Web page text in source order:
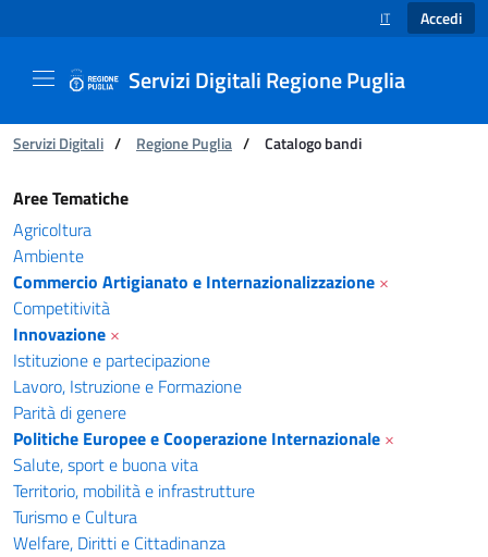
SELEZIONE
IT Accedi
Servizi Digitali Regione Puglia
Ti trovi in:
Servizi Digitali / Regione Puglia / Catalogo bandi
Catalogo bandi - Servizi Digitali Regione
Aree Tematiche
Agricoltura
Ambiente
Commercio Artigianato e Internazionalizzazione ×
Competitività
Innovazione ×
Istituzione e partecipazione
Lavoro, Istruzione e Formazione
Parità di genere
Politiche Europee e Cooperazione Internazionale ×
Salute, sport e buona vita
Territorio, mobilità e infrastrutture
Turismo e Cultura
Welfare, Diritti e Cittadinanza